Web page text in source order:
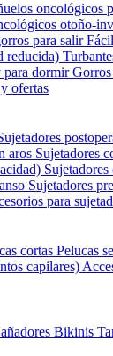
oncológicos
otoño-
para salir
reducida)
para dormir
ofertas
aros Sujetadores
Sujetadores
para
cortas Pelucas
capilares)
Bikinis